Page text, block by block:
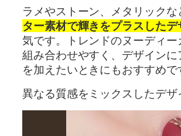
ラメやストーン、メタリックな
ター素材で輝きをプラスしたデ
気です。トレンドのヌーディー
組み合わせやすく、デザインに
を加えたいときにもおすすめで
異なる質感をミックスしたデザ